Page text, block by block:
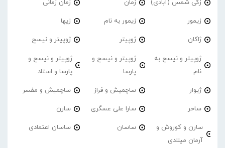
زکی شمس (آبادی) زمان زمان زمانی
زیمور زیمور به نام زیها
ژاکان ژوپیتر ژوپیتر و نیسح
ژوپیتر و نیسح به
نام
ژوپیتر و نیسح و
پارسا
ژوپیتر و نیسح و
پارسا و استاد
ژیوار ساچمیش و فراز ساچمیش و مفسر
ساحر سارا علی عسگری سارن
سارن و کوروش و
آرمان میلادی
ساسان ساسان اعتمادی